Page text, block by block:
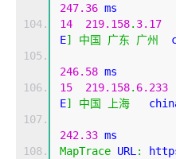
247.36 ms
14
219.158. 3.17
E] 中国 广东 广州
246.58 ms
15
219.158. 6.233
E] 中国 上海
242.33 ms
MapTrace URL :